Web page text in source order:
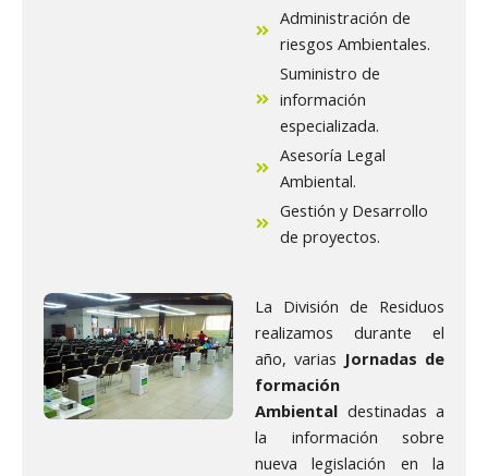
Administración de
riesgos Ambientales.
Suministro de
información
especializada.
Asesoría Legal
Ambiental.
Gestión y Desarrollo
de proyectos.
La División de Residuos
realizamos durante el
año, varias Jornadas de
formación
Ambiental destinadas a
la información sobre
nueva legislación en la